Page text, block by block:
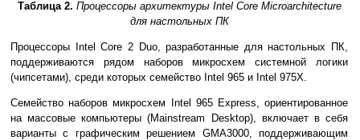
Таблица 2. Процессоры архитектуры Intel Core Microarchitecture
для настольных ПК
Процессоры Intel Core 2 Duo, разработанные для настольных ПК,
поддерживаются рядом наборов микросхем системной логики
(чипсетами), среди которых семейство Intel 965 и Intel 975X.
Семейство наборов микросхем Intel 965 Express, ориентированное
на массовые компьютеры (Mainstream Desktop), включает в себя
варианты с графическим решением GMA3000, поддерживающим